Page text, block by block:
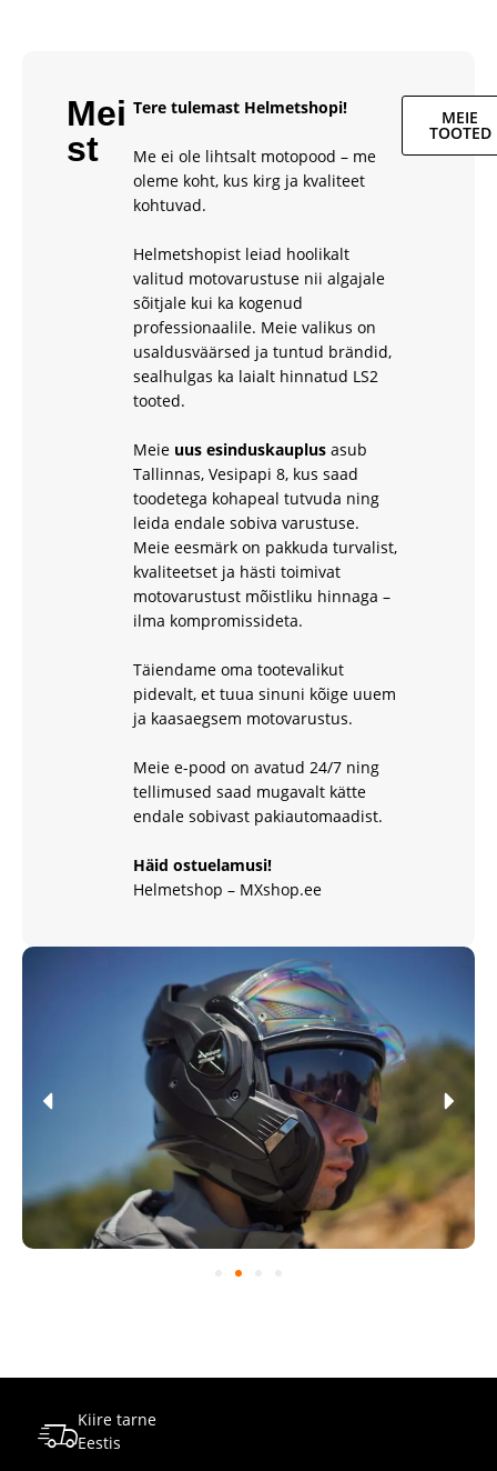
Mei
st
Tere tulemast Helmetshopi!
Me ei ole lihtsalt motopood – me
oleme koht, kus kirg ja kvaliteet
kohtuvad.
Helmetshopist leiad hoolikalt
valitud motovarustuse nii algajale
sõitjale kui ka kogenud
professionaalile. Meie valikus on
usaldusväärsed ja tuntud brändid,
sealhulgas ka laialt hinnatud LS2
tooted.
Meie uus esinduskauplus asub
Tallinnas, Vesipapi 8, kus saad
toodetega kohapeal tutvuda ning
leida endale sobiva varustuse.
Meie eesmärk on pakkuda turvalist,
kvaliteetset ja hästi toimivat
motovarustust mõistliku hinnaga –
ilma kompromissideta.
Täiendame oma tootevalikut
pidevalt, et tuua sinuni kõige uuem
ja kaasaegsem motovarustus.
Meie e-pood on avatud 24/7 ning
tellimused saad mugavalt kätte
endale sobivast pakiautomaadist.
Häid ostuelamusi!
Helmetshop – MXshop.ee
MEIE
TOOTED
Kiire tarne
Eestis